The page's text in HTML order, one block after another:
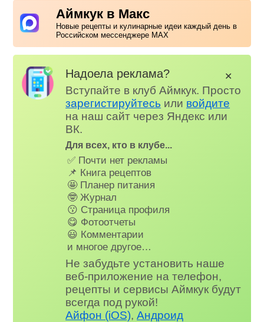
Аймкук в Макс
Новые рецепты и кулинарные идеи каждый день в
Российском мессенджере MAX
Надоела реклама?
Вступайте в клуб Аймкук. Просто
зарегистируйтесь или войдите
на наш сайт через Яндекс или
ВК.
Для всех, кто в клубе...
✅ Почти нет рекламы
📌 Книга рецептов
🤩 Планер питания
🤓 Журнал
😗 Страница профиля
😋 Фотоотчеты
😃 Комментарии
и многое другое…
Не забудьте установить наше
веб-приложение на телефон,
рецепты и сервисы Аймкук будут
всегда под рукой!
Айфон (iOS),Андроид
✕